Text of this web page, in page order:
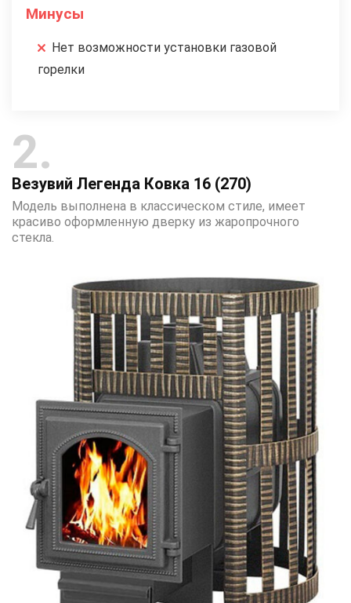
Минусы
Нет возможности установки газовой
горелки
2
Везувий Легенда Ковка 16 (270)
Модель выполнена в классическом стиле, имеет
красиво оформленную дверку из жаропрочного
стекла.